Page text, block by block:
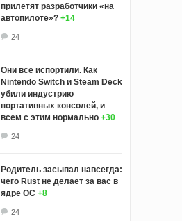
прилетят разработчики «на
автопилоте»? +14
24
Они все испортили. Как
Nintendo Switch и Steam Deck
убили индустрию
портативных консолей, и
всем с этим нормально +30
24
Родитель засыпал навсегда:
чего Rust не делает за вас в
ядре ОС +8
24